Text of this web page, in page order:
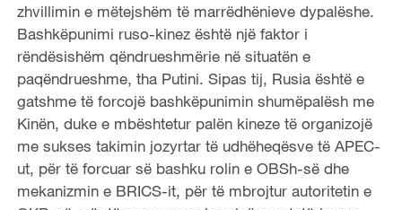
zhvillimin e mëtejshëm të marrëdhënieve dypalëshe.
Bashkëpunimi ruso-kinez është një faktor i
rëndësishëm qëndrueshmërie në situatën e
paqëndrueshme, tha Putini. Sipas tij, Rusia është e
gatshme të forcojë bashkëpunimin shumëpalësh me
Kinën, duke e mbështetur palën kineze të organizojë
me sukses takimin jozyrtar të udhëheqësve të APEC-
ut, për të forcuar së bashku rolin e OBSh-së dhe
mekanizmin e BRICS-it, për të mbrojtur autoritetin e